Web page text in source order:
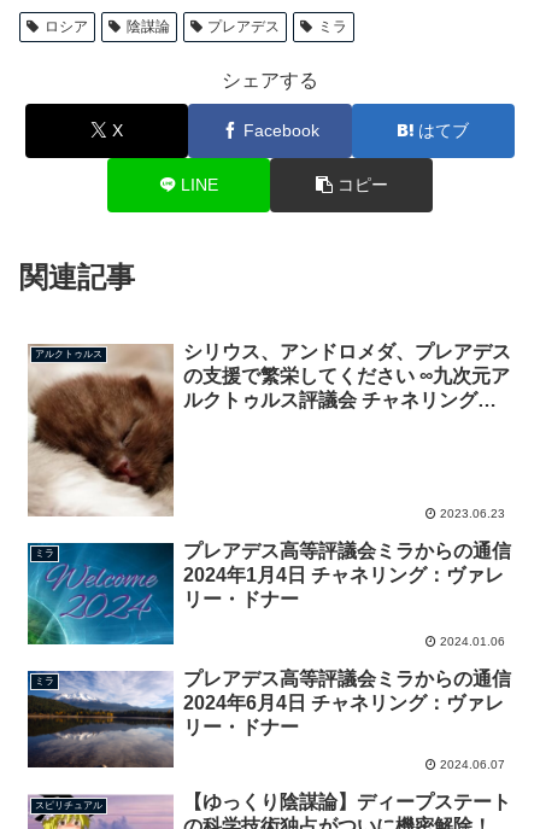
ロシア 陰謀論 プレアデス ミラ
シェアする
X Facebook はてブ
LINE コピー
関連記事
アルクトゥルス
シリウス、アンドロメダ、プレアデス
の支援で繁栄してください ∞九次元ア
ルクトゥルス評議会 チャネリング：
2023.06.23
ミラ
プレアデス高等評議会ミラからの通信
2024年1月4日 チャネリング：ヴァレ
リー・ドナー
2024.01.06
ミラ
プレアデス高等評議会ミラからの通信
2024年6月4日 チャネリング：ヴァレ
リー・ドナー
2024.06.07
スピリチュアル
【ゆっくり陰謀論】ディープステート